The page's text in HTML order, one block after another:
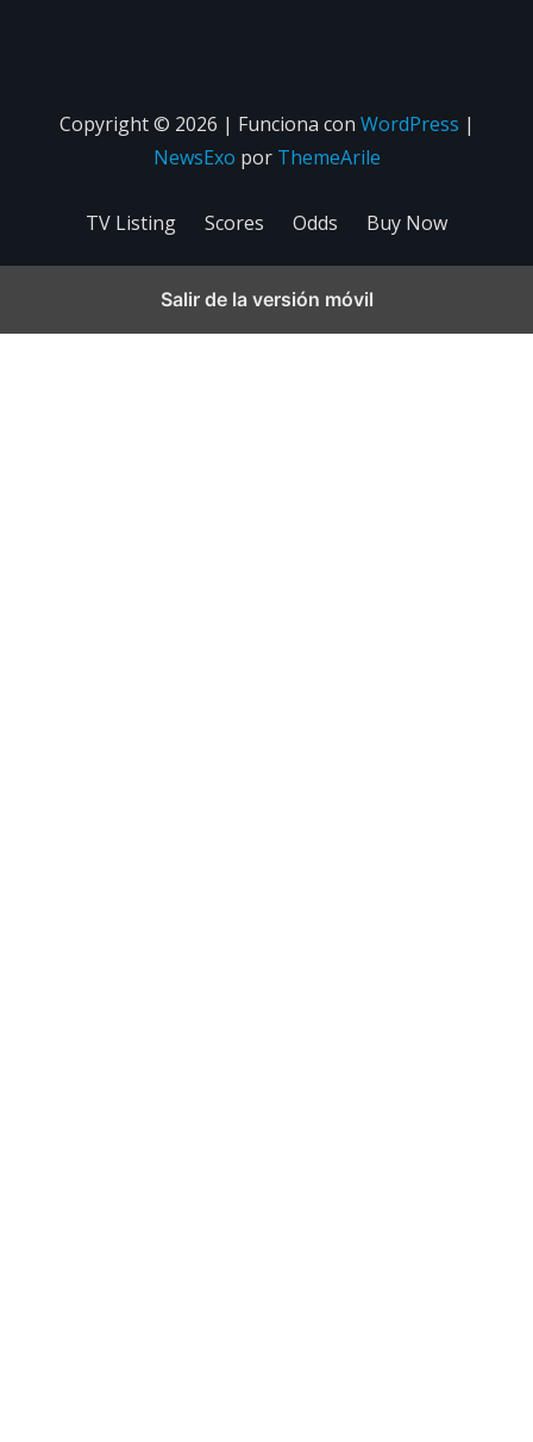
Copyright © 2026 | Funciona con WordPress |
NewsExo por ThemeArile
TV Listing Scores Odds Buy Now
Salir de la versión móvil